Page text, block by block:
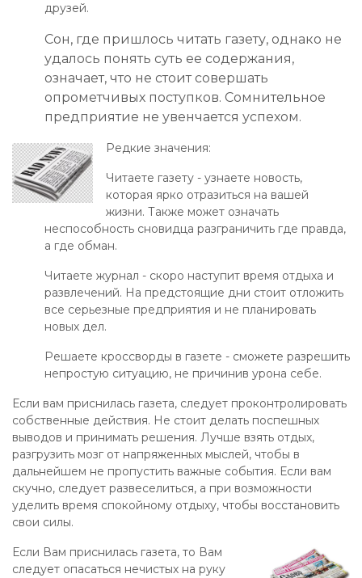
друзей.
Сон, где пришлось читать газету, однако не
удалось понять суть ее содержания,
означает, что не стоит совершать
опрометчивых поступков. Сомнительное
предприятие не увенчается успехом.
Редкие значения:
Читаете газету - узнаете новость,
которая ярко отразиться на вашей
жизни. Также может означать
неспособность сновидца разграничить где правда,
а где обман.
Читаете журнал - скоро наступит время отдыха и
развлечений. На предстоящие дни стоит отложить
все серьезные предприятия и не планировать
новых дел.
Решаете кроссворды в газете - сможете разрешить
непростую ситуацию, не причинив урона себе.
Если вам приснилась газета, следует проконтролировать
собственные действия. Не стоит делать поспешных
выводов и принимать решения. Лучше взять отдых,
разгрузить мозг от напряженных мыслей, чтобы в
дальнейшем не пропустить важные события. Если вам
скучно, следует развеселиться, а при возможности
уделить время спокойному отдыху, чтобы восстановить
свои силы.
Если Вам приснилась газета, то Вам
следует опасаться нечистых на руку